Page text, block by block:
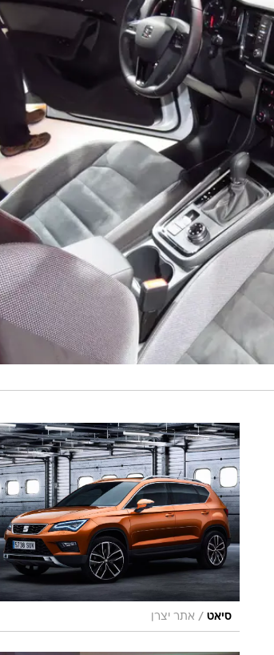
סיאט / אתר יצרן